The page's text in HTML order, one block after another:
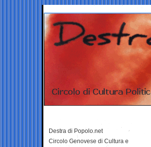
Destra di Popolo.net
Circolo Genovese di Cultura e